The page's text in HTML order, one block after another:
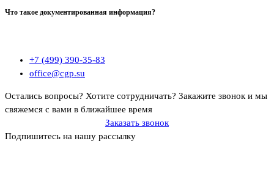
Что такое документированная информация?
+7 (499) 390-35-83
office@cgp.su
Остались вопросы? Хотите сотрудничать? Закажите звонок и мы
свяжемся с вами в ближайшее время
Заказать звонок
Подпишитесь на нашу рассылку